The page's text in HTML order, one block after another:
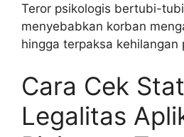
Teror psikologis bertubi-
menyebabkan korban
hingga terpaksa kehilangan
Cara Cek
Legalitas